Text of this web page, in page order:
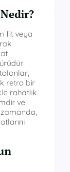
fit veya
retro bir
rahatlık
ve